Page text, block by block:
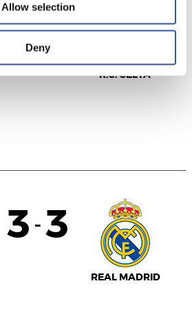
Allow selection
Deny
0-0
R.C. CELTA
3 - 3
REAL MADRID